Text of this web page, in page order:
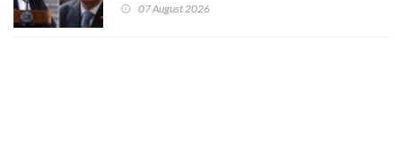
07 August 2026